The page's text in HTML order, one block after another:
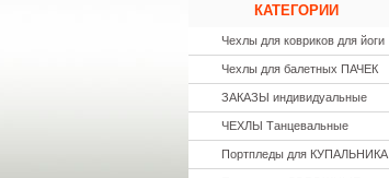
КАТЕГОРИИ
Чехлы для ковриков для йоги
Чехлы для балетных ПАЧЕК
ЗАКАЗЫ индивидуальные
ЧЕХЛЫ Танцевальные
Портпледы для КУПАЛЬНИКА